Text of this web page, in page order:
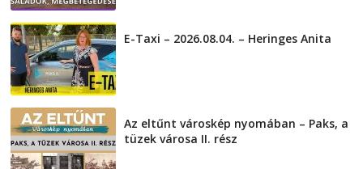
E-Taxi – 2026.08.04. – Heringes Anita
Az eltűnt városkép nyomában – Paks, a
tüzek városa II. rész